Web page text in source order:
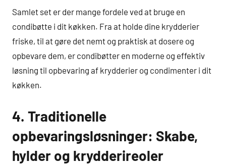
Samlet set er der mange fordele ved at bruge en
condibøtte i dit køkken. Fra at holde dine krydderier
friske, til at gøre det nemt og praktisk at dosere og
opbevare dem, er condibøtter en moderne og effektiv
løsning til opbevaring af krydderier og condimenter i dit
køkken.
4. Traditionelle
opbevaringsløsninger: Skabe,
hylder og krydderireoler